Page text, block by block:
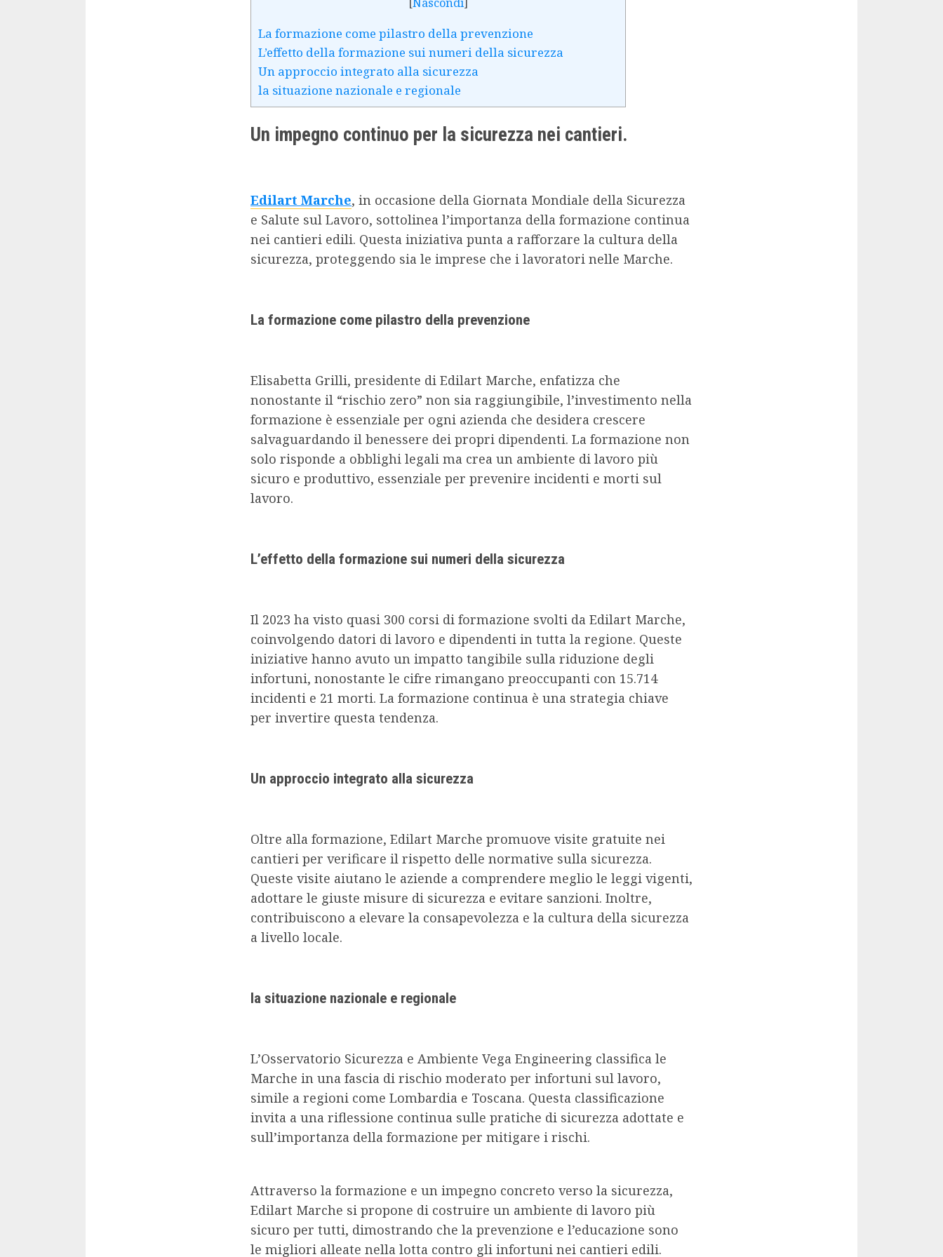
La formazione come pilastro della prevenzione
L’effetto della formazione sui numeri della sicurezza
Un approccio integrato alla sicurezza
la situazione nazionale e regionale
Un impegno continuo per la sicurezza nei cantieri.
Edilart Marche, in occasione della Giornata Mondiale della Sicurezza
e Salute sul Lavoro, sottolinea l’importanza della formazione continua
nei cantieri edili. Questa iniziativa punta a rafforzare la cultura della
sicurezza, proteggendo sia le imprese che i lavoratori nelle Marche.
La formazione come pilastro della prevenzione
Elisabetta Grilli, presidente di Edilart Marche, enfatizza che
nonostante il “rischio zero” non sia raggiungibile, l’investimento nella
formazione è essenziale per ogni azienda che desidera crescere
salvaguardando il benessere dei propri dipendenti. La formazione non
solo risponde a obblighi legali ma crea un ambiente di lavoro più
sicuro e produttivo, essenziale per prevenire incidenti e morti sul
lavoro.
L’effetto della formazione sui numeri della sicurezza
Il 2023 ha visto quasi 300 corsi di formazione svolti da Edilart Marche,
coinvolgendo datori di lavoro e dipendenti in tutta la regione. Queste
iniziative hanno avuto un impatto tangibile sulla riduzione degli
infortuni, nonostante le cifre rimangano preoccupanti con 15.714
incidenti e 21 morti. La formazione continua è una strategia chiave
per invertire questa tendenza.
Un approccio integrato alla sicurezza
Oltre alla formazione, Edilart Marche promuove visite gratuite nei
cantieri per verificare il rispetto delle normative sulla sicurezza.
Queste visite aiutano le aziende a comprendere meglio le leggi vigenti,
adottare le giuste misure di sicurezza e evitare sanzioni. Inoltre,
contribuiscono a elevare la consapevolezza e la cultura della sicurezza
a livello locale.
la situazione nazionale e regionale
L’Osservatorio Sicurezza e Ambiente Vega Engineering classifica le
Marche in una fascia di rischio moderato per infortuni sul lavoro,
simile a regioni come Lombardia e Toscana. Questa classificazione
invita a una riflessione continua sulle pratiche di sicurezza adottate e
sull’importanza della formazione per mitigare i rischi.
Attraverso la formazione e un impegno concreto verso la sicurezza,
Edilart Marche si propone di costruire un ambiente di lavoro più
sicuro per tutti, dimostrando che la prevenzione e l’educazione sono
le migliori alleate nella lotta contro gli infortuni nei cantieri edili.